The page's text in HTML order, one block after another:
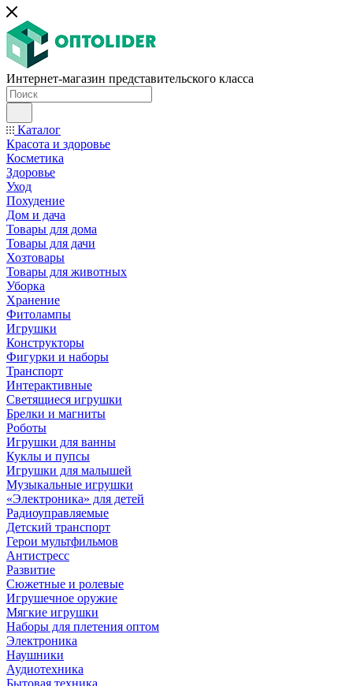
Интернет-магазин представительского класса
Каталог
Красота и здоровье
Косметика
Здоровье
Уход
Похудение
Дом и дача
Товары для дома
Товары для дачи
Хозтовары
Товары для животных
Уборка
Хранение
Фитолампы
Игрушки
Конструкторы
Фигурки и наборы
Транспорт
Интерактивные
Светящиеся игрушки
Брелки и магниты
Роботы
Игрушки для ванны
Куклы и пупсы
Игрушки для малышей
Музыкальные игрушки
«Электроника» для детей
Радиоуправляемые
Детский транспорт
Герои мультфильмов
Антистресс
Развитие
Сюжетные и ролевые
Игрушечное оружие
Мягкие игрушки
Наборы для плетения оптом
Электроника
Наушники
Аудиотехника
Бытовая техника